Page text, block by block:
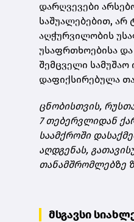
დარღვევები
საშუალებებით, არ
აღჭურვილობის
უსაფრთხოებისა
შემცველი სამუშაო
დაფიქსირებულა
ცნობისთვის,
7 თებერვლიდან
საამქროში
აღდგენას,
თანამშრომლებზე
მსგავსი